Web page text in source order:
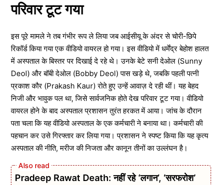
परिवार टूट गया
इस पूरे मामले ने तब गंभीर रूप ले लिया जब आईसीयू के अंदर से चोरी-छिपे
रिकॉर्ड किया गया एक वीडियो वायरल हो गया। इस वीडियो में धर्मेंद्र बेहोश हालत
में अस्पताल के बिस्तर पर दिखाई दे रहे थे। उनके बेटे सनी देओल (Sunny
Deol) और बॉबी देओल (Bobby Deol) पास खड़े थे, जबकि पहली पत्नी
प्रकाश कौर (Prakash Kaur) रोते हुए उन्हें आवाज़ दे रही थीं। यह बेहद
निजी और भावुक पल था, जिसे सार्वजनिक होते देख परिवार टूट गया। वीडियो
वायरल होने के बाद अस्पताल प्रशासन तुरंत हरकत में आया। जांच के दौरान
पता चला कि यह वीडियो अस्पताल के एक कर्मचारी ने बनाया था। कर्मचारी की
पहचान कर उसे गिरफ्तार कर लिया गया। प्रशासन ने स्पष्ट किया कि यह कृत्य
अस्पताल की नीति, मरीज की निजता और कानून तीनों का उल्लंघन है।
Pradeep Rawat Death: नहीं रहे ‘लगान’, ‘सरफरोश’